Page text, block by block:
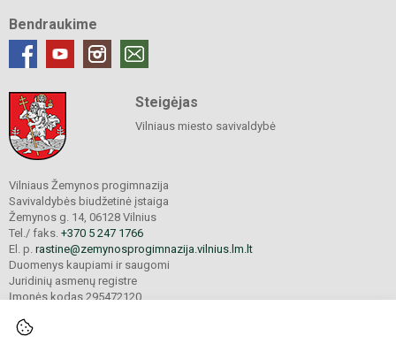
Bendraukime
Steigėjas
Vilniaus miesto savivaldybė
Vilniaus Žemynos progimnazija
Savivaldybės biudžetinė įstaiga
Žemynos g. 14, 06128 Vilnius
Tel./ faks. +370 5 247 1766
El. p. rastine@zemynosprogimnazija.vilnius.lm.lt
Duomenys kaupiami ir saugomi
Juridinių asmenų registre
Įmonės kodas 295472120